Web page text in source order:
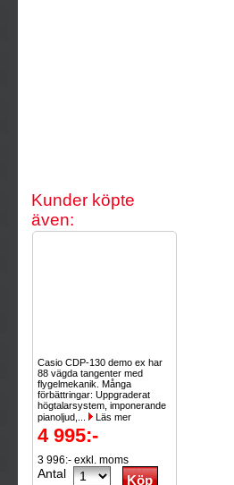
Kunder köpte
även:
Casio CDP-130 demo ex har
88 vägda tangenter med
flygelmekanik. Många
förbättringar: Uppgraderat
högtalarsystem, imponerande
pianoljud,...
Läs mer
4 995:-
3 996:- exkl. moms
Antal